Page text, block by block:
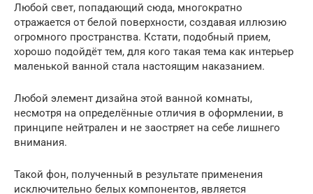
Любой свет, попадающий сюда, многократно
отражается от белой поверхности, создавая иллюзию
огромного пространства. Кстати, подобный прием,
хорошо подойдёт тем, для кого такая тема как интерьер
маленькой ванной стала настоящим наказанием.
Любой элемент дизайна этой ванной комнаты,
несмотря на определённые отличия в оформлении, в
принципе нейтрален и не заостряет на себе лишнего
внимания.
Такой фон, полученный в результате применения
исключительно белых компонентов, является